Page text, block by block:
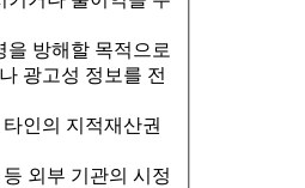
을 방해할 목적으로
광고성 정보를 전
인의 지적재산권
외부 기관의 시정